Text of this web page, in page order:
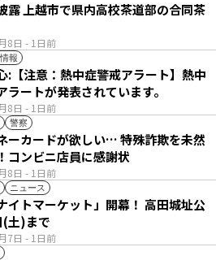
8日 - 1日前
露 上越市で県内高校茶道部の合同茶
報
8日 - 1日前
:【注意：熱中症警戒アラート】熱中
ラートが発表されています。
警察
8日 - 1日前
ーカードが欲しい… 特殊詐欺を未然
コンビニ店員に感謝状
ニュース
7日 - 1日前
イトマーケット」開幕！ 高田城址公
(土)まで